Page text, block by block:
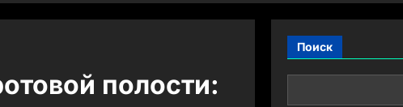
полости:
Поиск